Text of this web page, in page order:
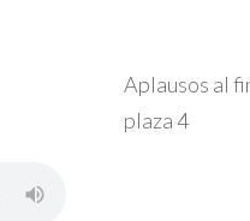
Aplausos al
plaza 4